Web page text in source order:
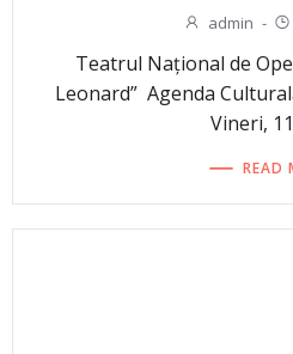
admin -
Teatrul Național de
Leonard” Agenda
Vineri,
READ